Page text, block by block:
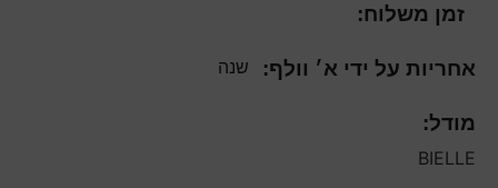
זמן משלוח:
אחריות על ידי א׳ וולף: שנה
מודל:
BIELLE